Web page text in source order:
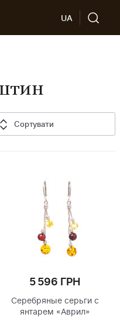
UA
Сортувати
5 596 ГРН
Серебряные серьги с
янтарем «Аврил»